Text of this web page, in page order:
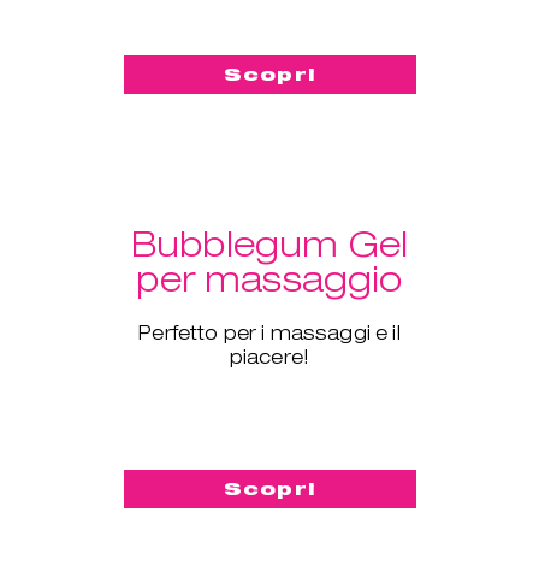
Scopri
Bubblegum Gel
per massaggio
Perfetto per i massaggi e il
piacere!
Scopri